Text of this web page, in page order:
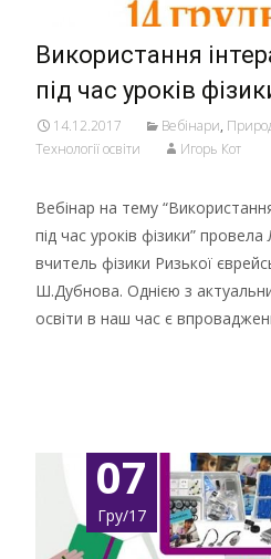
Використання
під час уроків
14.12.2017 Вебінари,
Технології освіти
Игорь Кот
Вебінар на тему
під час уроків фізики”
вчитель фізики Ризької
Ш.Дубнова. Однією з
освіти в наш час є
07
Гру/17